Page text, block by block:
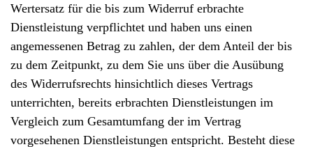
Wertersatz für die bis zum Widerruf erbrachte
Dienstleistung verpflichtet und haben uns einen
angemessenen Betrag zu zahlen, der dem Anteil der bis
zu dem Zeitpunkt, zu dem Sie uns über die Ausübung
des Widerrufsrechts hinsichtlich dieses Vertrags
unterrichten, bereits erbrachten Dienstleistungen im
Vergleich zum Gesamtumfang der im Vertrag
vorgesehenen Dienstleistungen entspricht. Besteht diese